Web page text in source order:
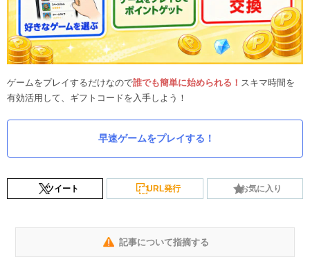
ゲームをプレイするだけなので誰でも簡単に始められる！ スキマ時間を
有効活用して、ギフトコードを入手しよう！
早速ゲームをプレイする！
ツイート URL発行 お気に入り
記事について指摘する